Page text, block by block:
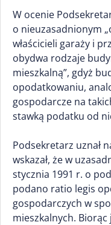
W ocenie
o nieuzasadnionym
właścicieli garaży i
obydwa rodzaje
mieszkalną”, gdyż
opodatkowaniu,
gospodarcze na
stawką podatku od
Podsekretarz uznał
wskazał, że w
stycznia 1991 r. o
podano ratio legis
gospodarczych w
mieszkalnych.